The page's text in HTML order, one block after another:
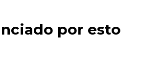
por esto